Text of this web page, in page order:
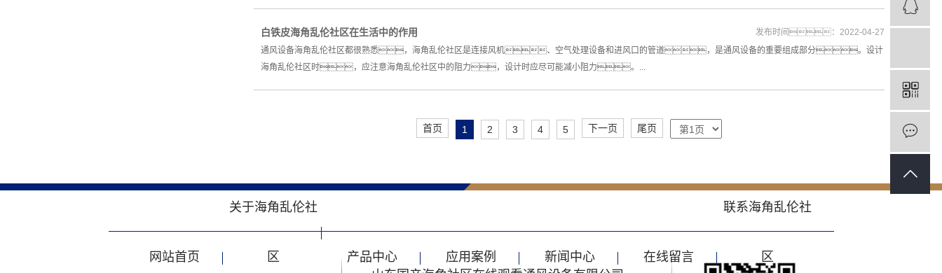
白铁皮海角乱伦社区在生活中的作用
通风设备海角乱伦社区都很熟悉，海角乱伦社区是连接风机、空气处理设备和进风口的管道，是通风设备的重要组成部分。设计
海角乱伦社区时，应注意海角乱伦社区中的阻力，设计时应尽可能减小阻力。...
发布时间：2022-04-27
首页 1 2 3 4 5 下一页 尾页
网站首页
关于海角乱伦社
区 产品中心 应用案例 新闻中心 在线留言
联系海角乱伦社
区